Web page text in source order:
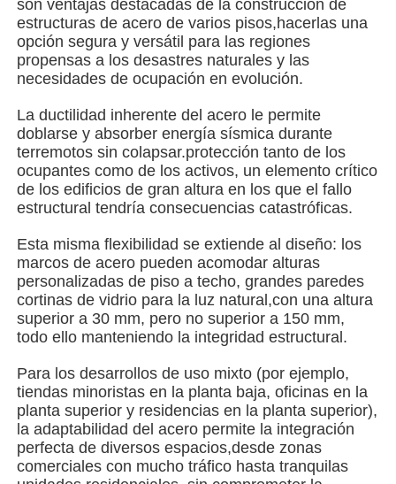
Sobre nosotros
Visita a la fábrica
Control de Calidad
noticias
Todos los casos
Solicitar una cotización
Edificio de estructura de acero
son ventajas destacadas de la construcción de
estructuras de acero de varios pisos,hacerlas una
opción segura y versátil para las regiones
propensas a los desastres naturales y las
necesidades de ocupación en evolución.
La ductilidad inherente del acero le permite
doblarse y absorber energía sísmica durante
terremotos sin colapsar.protección tanto de los
ocupantes como de los activos, un elemento crítico
de los edificios de gran altura en los que el fallo
estructural tendría consecuencias catastróficas.
Esta misma flexibilidad se extiende al diseño: los
marcos de acero pueden acomodar alturas
personalizadas de piso a techo, grandes paredes
cortinas de vidrio para la luz natural,con una altura
superior a 30 mm, pero no superior a 150 mm,
todo ello manteniendo la integridad estructural.
Para los desarrollos de uso mixto (por ejemplo,
tiendas minoristas en la planta baja, oficinas en la
planta superior y residencias en la planta superior),
la adaptabilidad del acero permite la integración
perfecta de diversos espacios,desde zonas
comerciales con mucho tráfico hasta tranquilas